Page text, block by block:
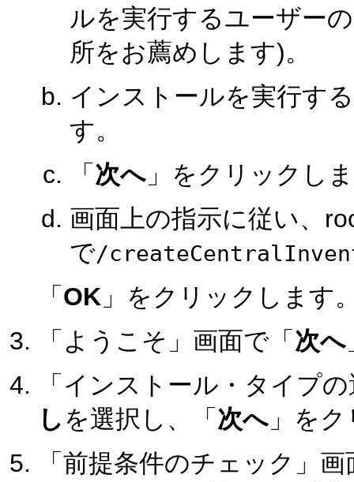
ルを実行するユーザー
所をお薦めします)。
インストールを実行す
す。
「 次へ 」をクリックし
画面上の指示に従い、
で/
「 OK 」をクリックします
「ようこそ」画面で「 次へ
「インストール・タイプ
しを選択し、「 次へ 」を
「前提条件のチェック」